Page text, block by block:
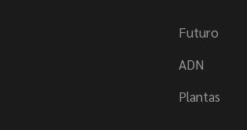
Futuro
ADN
Plantas